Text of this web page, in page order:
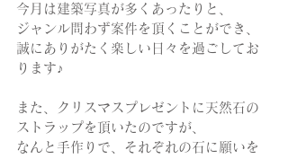
今月は建築写真が多くあったりと、
ジャンル問わず案件を頂くことができ、
誠にありがたく楽しい日々を過ごしてお
ります♪
また、クリスマスプレゼントに天然石の
ストラップを頂いたのですが、
なんと手作りで、それぞれの石に願いを